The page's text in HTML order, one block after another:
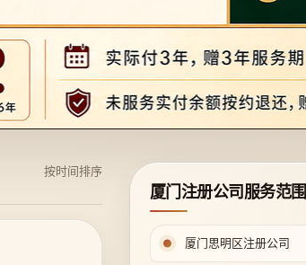
按时间排序
厦门注册公司服务范围
厦门思明区注册公司